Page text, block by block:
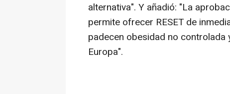
alternativa". Y añadió: "La
permite ofrecer RESET de
padecen obesidad no
Europa".